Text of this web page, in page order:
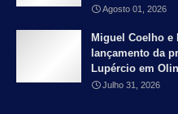
Agosto 01, 2026
Miguel Coelho
lançamento da
Lupércio em
Julho 31, 2026